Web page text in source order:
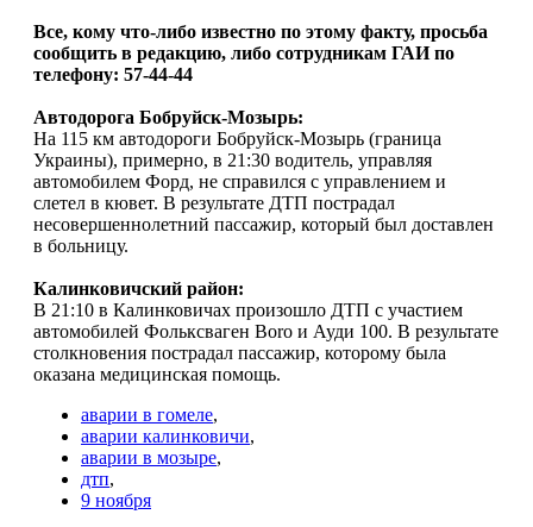
Все, кому что-либо известно по этому факту, просьба
сообщить в редакцию, либо сотрудникам ГАИ по
телефону: 57-44-44
Автодорога Бобруйск-Мозырь:
На 115 км автодороги Бобруйск-Мозырь (граница
Украины), примерно, в 21:30 водитель, управляя
автомобилем Форд, не справился с управлением и
слетел в кювет. В результате ДТП пострадал
несовершеннолетний пассажир, который был доставлен
в больницу.
Калинковичский район:
В 21:10 в Калинковичах произошло ДТП с участием
автомобилей Фольксваген Boro и Ауди 100. В результате
столкновения пострадал пассажир, которому была
оказана медицинская помощь.
аварии в гомеле,
аварии калинковичи,
аварии в мозыре,
дтп,
9 ноября